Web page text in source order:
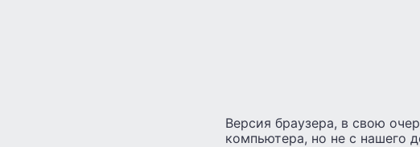
Версия браузера, в свою
компьютера, но не с нашего